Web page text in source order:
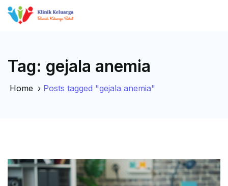
Tag: gejala anemia
Home › Posts tagged "gejala anemia"